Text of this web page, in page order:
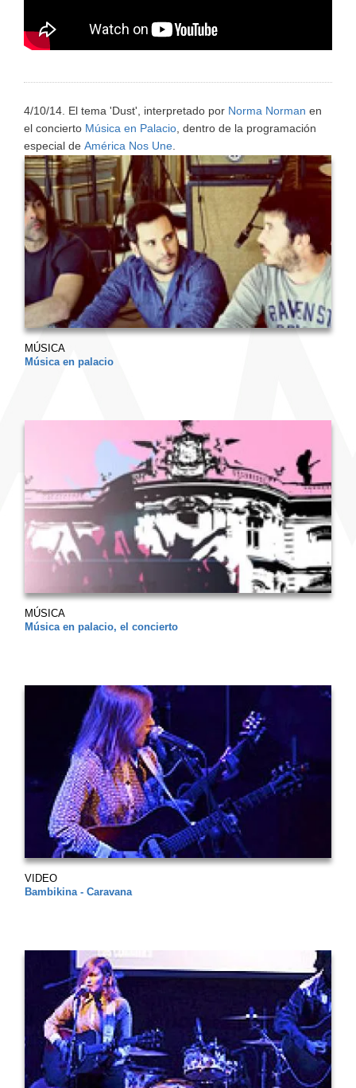
4/10/14. El tema 'Dust', interpretado por Norma Norman en
el concierto Música en Palacio , dentro de la programación
especial de América Nos Une
MÚSICA
Música en palacio
MÚSICA
Música en palacio, el concierto
VIDEO
Bambikina - Caravana